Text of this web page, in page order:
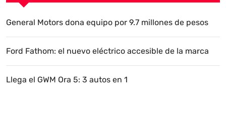
General Motors dona equipo por 9.7 millones de pesos
Ford Fathom: el nuevo eléctrico accesible de la marca
Llega el GWM Ora 5: 3 autos en 1